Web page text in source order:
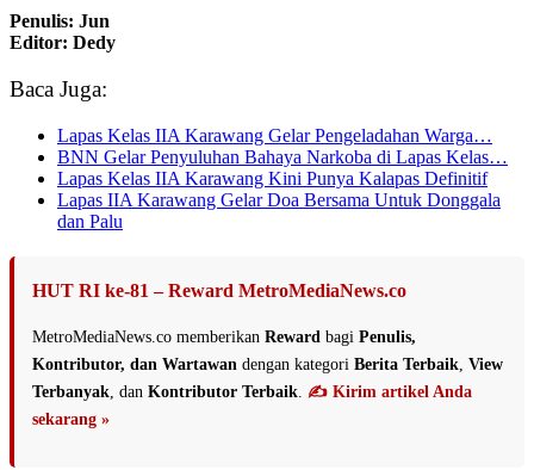
Penulis: Jun
Editor: Dedy
Baca Juga:
Lapas Kelas IIA Karawang Gelar Pengeladahan Warga…
BNN Gelar Penyuluhan Bahaya Narkoba di Lapas Kelas…
Lapas Kelas IIA Karawang Kini Punya Kalapas Definitif
Lapas IIA Karawang Gelar Doa Bersama Untuk Donggala
dan Palu
HUT RI ke-81 – Reward MetroMediaNews.co
MetroMediaNews.co memberikan Reward bagi Penulis,
Kontributor, dan Wartawan dengan kategori Berita Terbaik View
Terbanyak , dan Kontributor Terbaik ✍️ Kirim artikel Anda
sekarang »